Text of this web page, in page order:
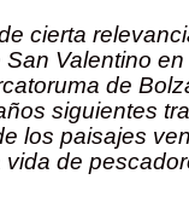
cierta
Valentino
de
siguientes
los paisajes
de